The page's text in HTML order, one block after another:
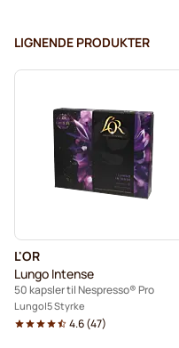
Koffeinfri kaffe for
Avkalking og rengjøring til
Kapsler til Nespresso® Pro
Gimoka kapsler for
Kaffekapslen til
LIGNENDE PRODUKTER
L'OR
Lungo Intense
50 kapsler til Nespresso® Pro
Lungo 5 Styrke
4.6(47)